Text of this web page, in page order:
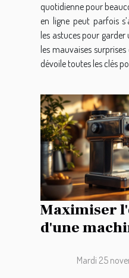
quotidienne pour
en ligne peut parfois
les astuces pour
les mauvaises
dévoile toutes les clés
Maximiser
d'une
Mardi 25